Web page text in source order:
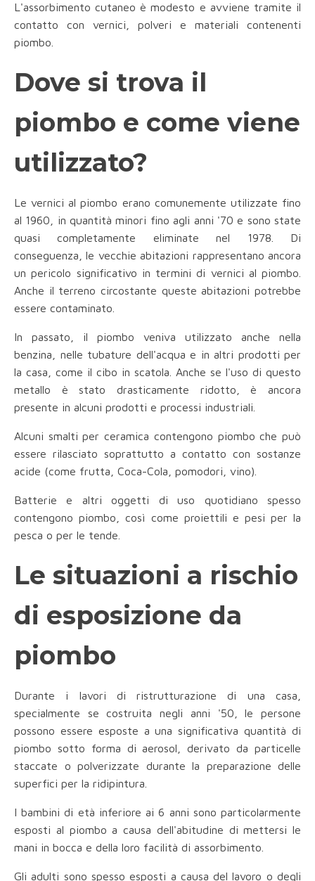
L'assorbimento cutaneo è modesto e avviene tramite il
contatto con vernici, polveri e materiali contenenti
piombo.
Dove si trova il
piombo e come viene
utilizzato?
Le vernici al piombo erano comunemente utilizzate fino
al 1960, in quantità minori fino agli anni '70 e sono state
quasi completamente eliminate nel 1978. Di
conseguenza, le vecchie abitazioni rappresentano ancora
un pericolo significativo in termini di vernici al piombo.
Anche il terreno circostante queste abitazioni potrebbe
essere contaminato.
In passato, il piombo veniva utilizzato anche nella
benzina, nelle tubature dell'acqua e in altri prodotti per
la casa, come il cibo in scatola. Anche se l'uso di questo
metallo è stato drasticamente ridotto, è ancora
presente in alcuni prodotti e processi industriali.
Alcuni smalti per ceramica contengono piombo che può
essere rilasciato soprattutto a contatto con sostanze
acide (come frutta, Coca-Cola, pomodori, vino).
Batterie e altri oggetti di uso quotidiano spesso
contengono piombo, così come proiettili e pesi per la
pesca o per le tende.
Le situazioni a rischio
di esposizione da
piombo
Durante i lavori di ristrutturazione di una casa,
specialmente se costruita negli anni '50, le persone
possono essere esposte a una significativa quantità di
piombo sotto forma di aerosol, derivato da particelle
staccate o polverizzate durante la preparazione delle
superfici per la ridipintura.
I bambini di età inferiore ai 6 anni sono particolarmente
esposti al piombo a causa dell'abitudine di mettersi le
mani in bocca e della loro facilità di assorbimento.
Gli adulti sono spesso esposti a causa del lavoro o degli